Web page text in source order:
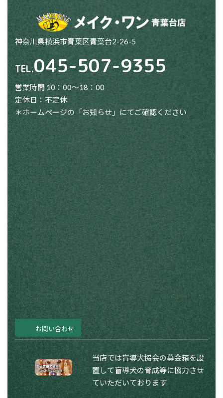
神奈川県横浜市青葉区青葉台2-26-5
TEL.045-507-9355
営業時間 10：00～18：00
定休日：不定休
＊ホームページの「お知らせ」にてご確認ください
お問い合わせ
当店では盲導犬協会の募金箱を設
置して盲導犬の育成等に協力させ
ていただいております